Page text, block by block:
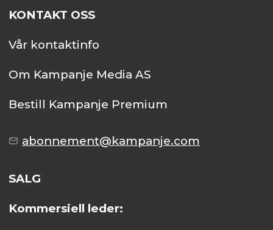
KONTAKT OSS
Vår kontaktinfo
Om Kampanje Media AS
Bestill Kampanje Premium
abonnement@kampanje.com
SALG
Kommersiell leder: